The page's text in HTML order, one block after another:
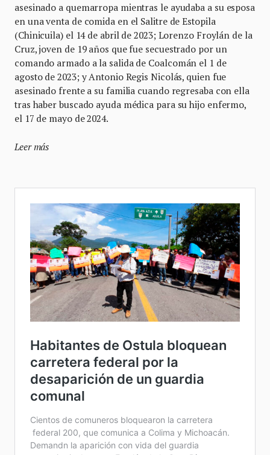
asesinado a quemarropa mientras le ayudaba a su esposa
en una venta de comida en el Salitre de Estopila
(Chinicuila) el 14 de abril de 2023; Lorenzo Froylán de la
Cruz, joven de 19 años que fue secuestrado por un
comando armado a la salida de Coalcomán el 1 de
agosto de 2023; y Antonio Regis Nicolás, quien fue
asesinado frente a su familia cuando regresaba con ella
tras haber buscado ayuda médica para su hijo enfermo,
el 17 de mayo de 2024.
Leer más